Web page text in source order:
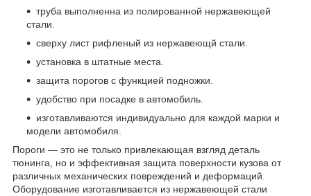
труба выполненна из полированной нержавеющей
стали.
сверху лист рифленый из нержавеющй стали.
установка в штатные места.
защита порогов с функцией подножки.
удобство при посадке в автомобиль.
изготавливаются индивидуально для каждой марки и
модели автомобиля.
Пороги — это не только привлекающая взгляд деталь
тюнинга, но и эффективная защита поверхности кузова от
различных механических повреждений и деформаций.
Оборудование изготавливается из нержавеющей стали